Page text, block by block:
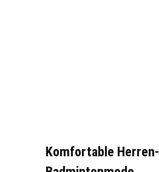
Komfortable Herren-